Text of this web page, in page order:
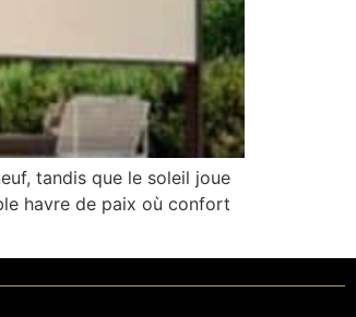
tandis que le soleil joue
havre de paix où confort